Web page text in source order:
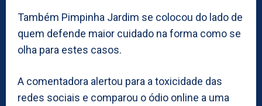
Também Pimpinha Jardim se colocou do lado de
quem defende maior cuidado na forma como se
olha para estes casos.
A comentadora alertou para a toxicidade das
redes sociais e comparou o ódio online a uma